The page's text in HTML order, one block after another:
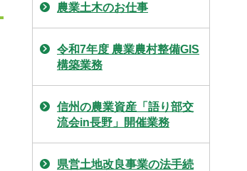
農業土木のお仕事
令和7年度 農業農村整備GIS
構築業務
信州の農業資産「語り部交
流会in長野」開催業務
県営土地改良事業の法手続